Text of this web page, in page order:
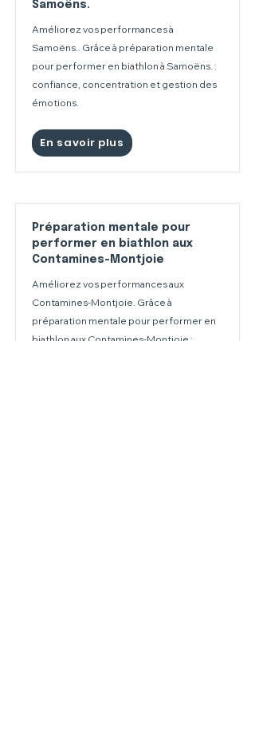
Samoëns.
Améliorez vos performances à
Samoëns.. Grâce à préparation mentale
pour performer en biathlon à Samoëns. :
confiance, concentration et gestion des
émotions.
En savoir plus
Préparation mentale pour
performer en biathlon aux
Contamines-Montjoie
Améliorez vos performances aux
Contamines-Montjoie. Grâce à
préparation mentale pour performer en
biathlon aux Contamines-Montjoie :